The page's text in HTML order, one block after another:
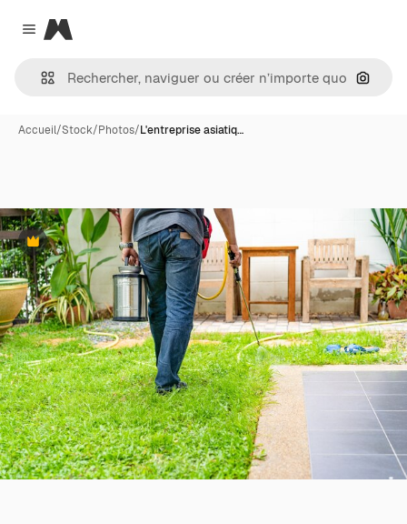
Close menu
Magnific
Accueil/Stock/Photos/L'entreprise asiatiq…
Premium